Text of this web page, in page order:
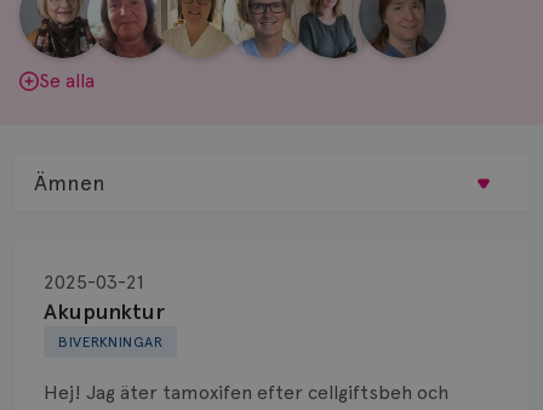
Aina
Johnsson
Anne
Andersson
Fredrika
Killander
Jeanette
Bäcklund
Maria
Edegran
Yvette
Andersson
Se alla
BIVERKNINGAR
Akupunktur
2025-03-21
Hej! Jag äter tamoxifen efter cellgiftsbeh och
Ämnen
Biopsi
Biverkningar